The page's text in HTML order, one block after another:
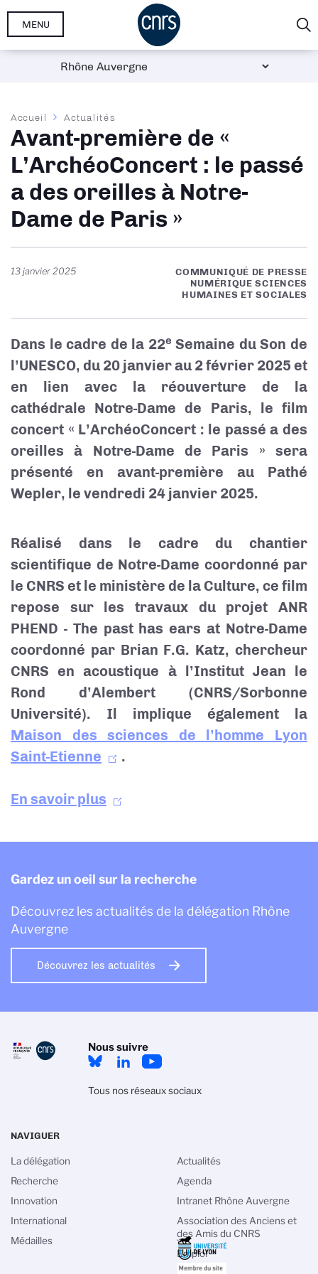
Aller
MENU
Fil
d'Ariane
Accueil Actualités
Avant-première de «
L’ArchéoConcert : le passé
a des oreilles à Notre-
Dame de Paris »
13 janvier 2025
COMMUNIQUÉ DE PRESSE
NUMÉRIQUE SCIENCES
HUMAINES ET SOCIALES
Dans le cadre de la 22e Semaine du Son de
l’UNESCO, du 20 janvier au 2 février 2025 et
en lien avec la réouverture de la
cathédrale Notre-Dame de Paris, le film
concert « L’ArchéoConcert : le passé a des
oreilles à Notre-Dame de Paris » sera
présenté en avant-première au Pathé
Wepler, le vendredi 24 janvier 2025.
Réalisé dans le cadre du chantier
scientifique de Notre-Dame coordonné par
le CNRS et le ministère de la Culture, ce film
repose sur les travaux du projet ANR
PHEND - The past has ears at Notre-Dame
coordonné par Brian F.G. Katz, chercheur
CNRS en acoustique à l’Institut Jean le
Rond d’Alembert (CNRS/Sorbonne
Université). Il implique également la
Maison des sciences de l’homme Lyon
Saint-Etienne
.
En savoir plus
Gardez un oeil sur la recherche
Découvrez les actualités de la délégation Rhône
Auvergne
Découvrez les actualités
Nous suivre
Tous nos réseaux sociaux
NAVIGUER
La délégation
Recherche
Innovation
International
Médailles
Actualités
Agenda
Intranet Rhône Auvergne
Association des Anciens et
des Amis du CNRS
Emploi